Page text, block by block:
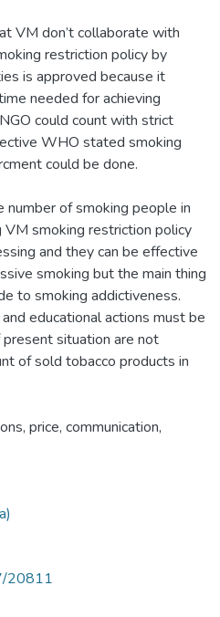
VM don’t collaborate with
restriction policy by
is approved because it
needed for achieving
could count with strict
WHO stated smoking
could be done.
number of smoking people in
smoking restriction policy
and they can be effective
smoking but the main thing
to smoking addictiveness.
educational actions must be
situation are not
of sold tobacco products in
price, communication,
20811